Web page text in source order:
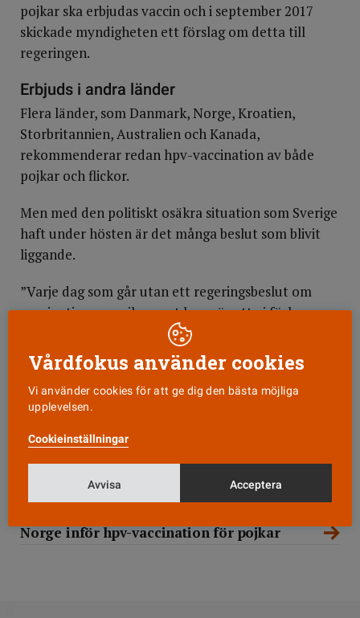
pojkar ska erbjudas vaccin och i september 2017
skickade myndigheten ett förslag om detta till
regeringen.
Erbjuds i andra länder
Flera länder, som Danmark, Norge, Kroatien,
Storbritannien, Australien och Kanada,
rekommenderar redan hpv-vaccination av både
pojkar och flickor.
Men med den politiskt osäkra situation som Sverige
haft under hösten är det många beslut som blivit
liggande.
”Varje dag som går utan ett regeringsbeslut om
vaccination av pojkar mot hpv gör att vi förlorar
möjlighet att förhindra sjukdom och död i hpv-
relaterad cancer i form av livmoderhals-, mun och
svalg-, anal-, penis- och blygdläppscancer”, skriver
representanter för bland andra RFSU och
Nätverket mot cancer i debattartikeln.
MER OM ÄMNET
Nu föreslås hpv-vaccin även till pojkar
Norge inför hpv-vaccination för pojkar
Vårdfokus använder cookies
Vi använder cookies för att ge dig den bästa möjliga
upplevelsen.
Cookieinställningar
Avvisa Acceptera